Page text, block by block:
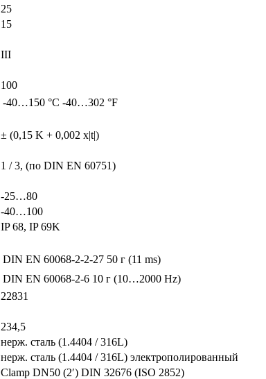
25
15
III
100
-40…150 °C -40…302 °F
± (0,15 K + 0,002 x|t|)
1 / 3, (по DIN EN 60751)
-25…80
-40…100
IP 68, IP 69K
DIN EN 60068-2-2-27 50 г (11 ms)
DIN EN 60068-2-6 10 г (10…2000 Hz)
22831
234,5
нерж. сталь (1.4404 / 316L)
нерж. сталь (1.4404 / 316L) электрополированный
Clamp DN50 (2′) DIN 32676 (ISO 2852)